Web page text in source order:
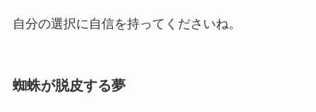
自分の選択に自信を持ってくださいね。
蜘蛛が脱皮する夢